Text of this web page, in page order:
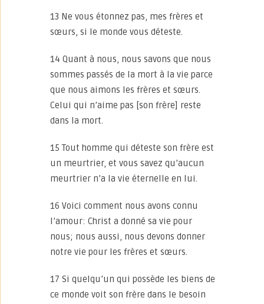
13 Ne vous étonnez pas, mes frères et
sœurs, si le monde vous déteste.
14 Quant à nous, nous savons que nous
sommes passés de la mort à la vie parce
que nous aimons les frères et sœurs.
Celui qui n’aime pas [son frère] reste
dans la mort.
15 Tout homme qui déteste son frère est
un meurtrier, et vous savez qu’aucun
meurtrier n’a la vie éternelle en lui.
16 Voici comment nous avons connu
l’amour: Christ a donné sa vie pour
nous; nous aussi, nous devons donner
notre vie pour les frères et sœurs.
17 Si quelqu’un qui possède les biens de
ce monde voit son frère dans le besoin